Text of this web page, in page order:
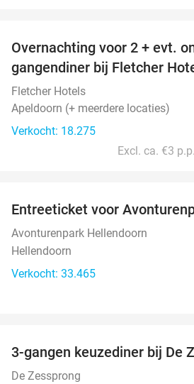
Overnachting voor 2 + evt.
gangendiner bij Fletcher
Fletcher Hotels
Apeldoorn (+ meerdere locaties)
Verkocht: 18.275
Excl. ca. €3
Entreeticket voor
Avonturenpark Hellendoorn
Hellendoorn
Verkocht: 33.465
3-gangen keuzediner bij De
De Zessprong